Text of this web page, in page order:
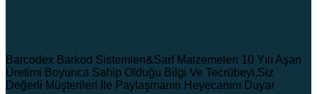
Barcodex Barkod Sistemleri&Sarf Malzemeleri 10 Yılı Aşan
Üretimi Boyunca Sahip Olduğu Bilgi Ve Tecrübeyi,Siz
Değerli Müşterileri Ile Paylaşmanın Heyecanını Duyar